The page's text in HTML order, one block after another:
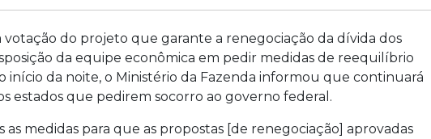
do projeto que garante a renegociação da dívida dos
da equipe econômica em pedir medidas de reequilíbrio
início da noite, o Ministério da Fazenda informou que continuará
estados que pedirem socorro ao governo federal.
as medidas para que as propostas [de renegociação] aprovadas